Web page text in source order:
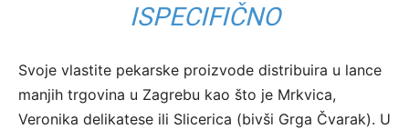
ISPECIFIČNO
Svoje vlastite pekarske proizvode distribuira u lance
manjih trgovina u Zagrebu kao što je Mrkvica,
Veronika delikatese ili Slicerica (bivši Grga Čvarak). U